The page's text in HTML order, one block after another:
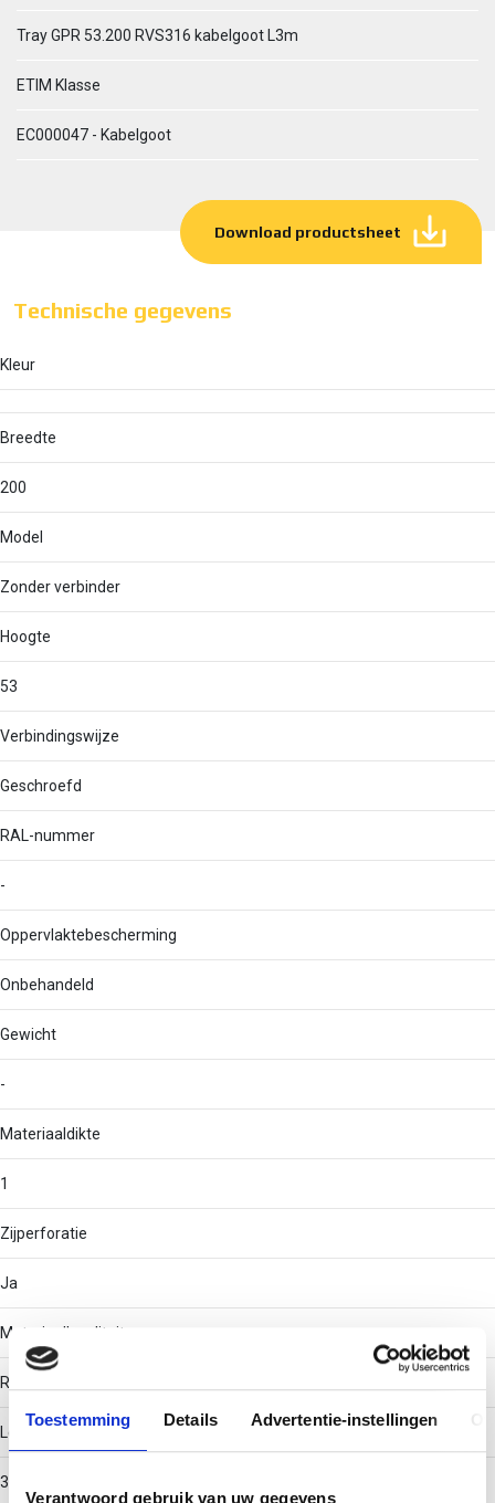
Toestemming Details Advertentie-instellingen
Verantwoord gebruik van uw gegevens
Tray GPR 53.200 RVS316 kabelgoot L3m
ETIM Klasse
EC000047 - Kabelgoot
Download productsheet
Technische gegevens
Kleur
Breedte
200
Model
Zonder verbinder
Hoogte
53
Verbindingswijze
Geschroefd
RAL-nummer
-
Oppervlaktebescherming
Onbehandeld
Gewicht
-
Materiaaldikte
1
Zijperforatie
Ja
Materiaalkwaliteit
RVS 316 (V4A)
Lengte
3000